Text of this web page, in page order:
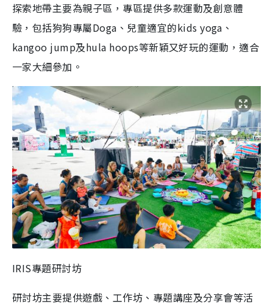
探索地帶主要為親子區，專區提供多款運動及創意體
驗，包括狗狗專屬Doga、兒童適宜的kids yoga、
kangoo jump及hula hoops等新穎又好玩的運動，適合
一家大細參加。
IRIS專題研討坊
研討坊主要提供遊戲、工作坊、專題講座及分享會等活